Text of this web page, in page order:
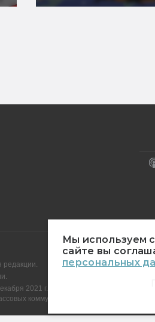
Мы используем
сайте вы
персональных
редакции.
2021 г.
коммуникаций (Роскомнадзор)